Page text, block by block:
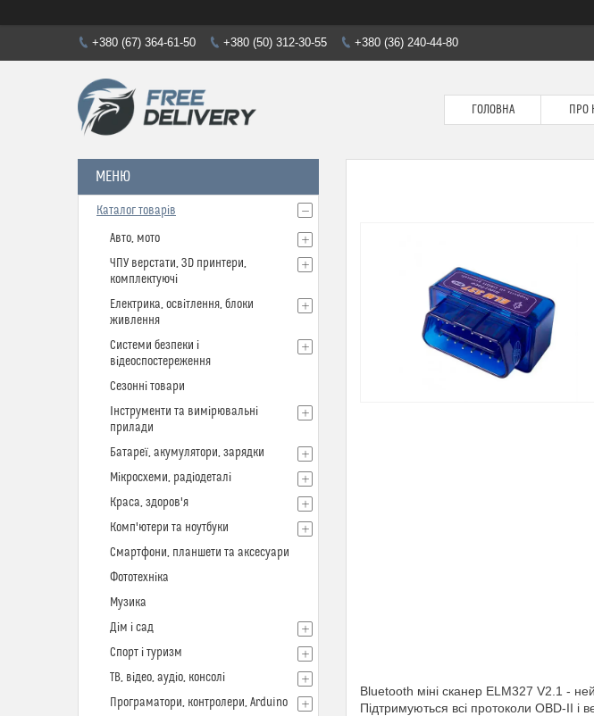
+380 (67) 364-61-50 +380 (50) 312-30-55 +380 (36) 240-44-80
ГОЛОВНА ПРО
Bluetooth міні сканер ELM327 V2.1 -
Підтримуються всі протоколи OBD-II і
Каталог товарів
Авто, мото
ЧПУ верстати, 3D принтери,
комплектуючі
Електрика, освітлення, блоки
живлення
Системи безпеки і
відеоспостереження
Сезонні товари
Інструменти та вимірювальні
прилади
Батареї, акумулятори, зарядки
Мікросхеми, радіодеталі
Краса, здоров'я
Комп'ютери та ноутбуки
Смартфони, планшети та аксесуари
Фототехніка
Музика
Дім і сад
Спорт і туризм
ТВ, відео, аудіо, консолі
Програматори, контролери, Arduino